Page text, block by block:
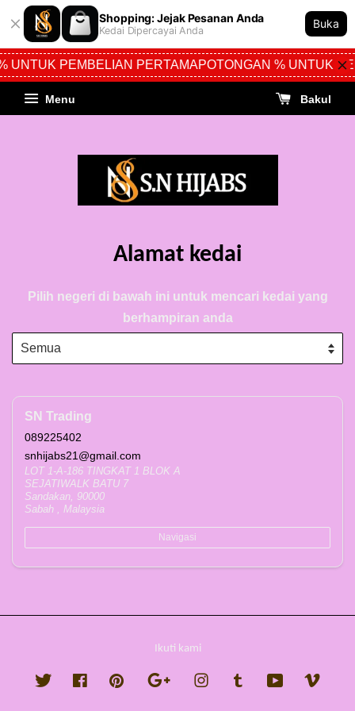
Shopping: Jejak Pesanan Anda
Kedai Dipercayai Anda
Buka
UNTUK PEMBELIAN PERTAMAPOTONGAN % UNTUK
Menu Bakul
Alamat kedai
Pilih negeri di bawah ini untuk mencari kedai yang
berhampiran anda
SN Trading
089225402
snhijabs21@gmail.com
LOT 1-A-186 TINGKAT 1 BLOK A
SEJATIWALK BATU 7
Sandakan, 90000
Sabah , Malaysia
Navigasi
Ikuti kami
Twitter FacebookPinterest Google InstagramTumblr YouTube